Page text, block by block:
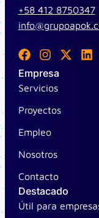
+58 412 8750347
F
a
c
e
o
o
k
I
s
t
g
r
a
m
X
L
Empresa
Servicios
Proyectos
Empleo
Nosotros
Contacto
Destacado
Útil para